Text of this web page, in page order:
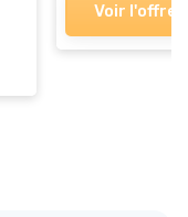
Voir l'offre